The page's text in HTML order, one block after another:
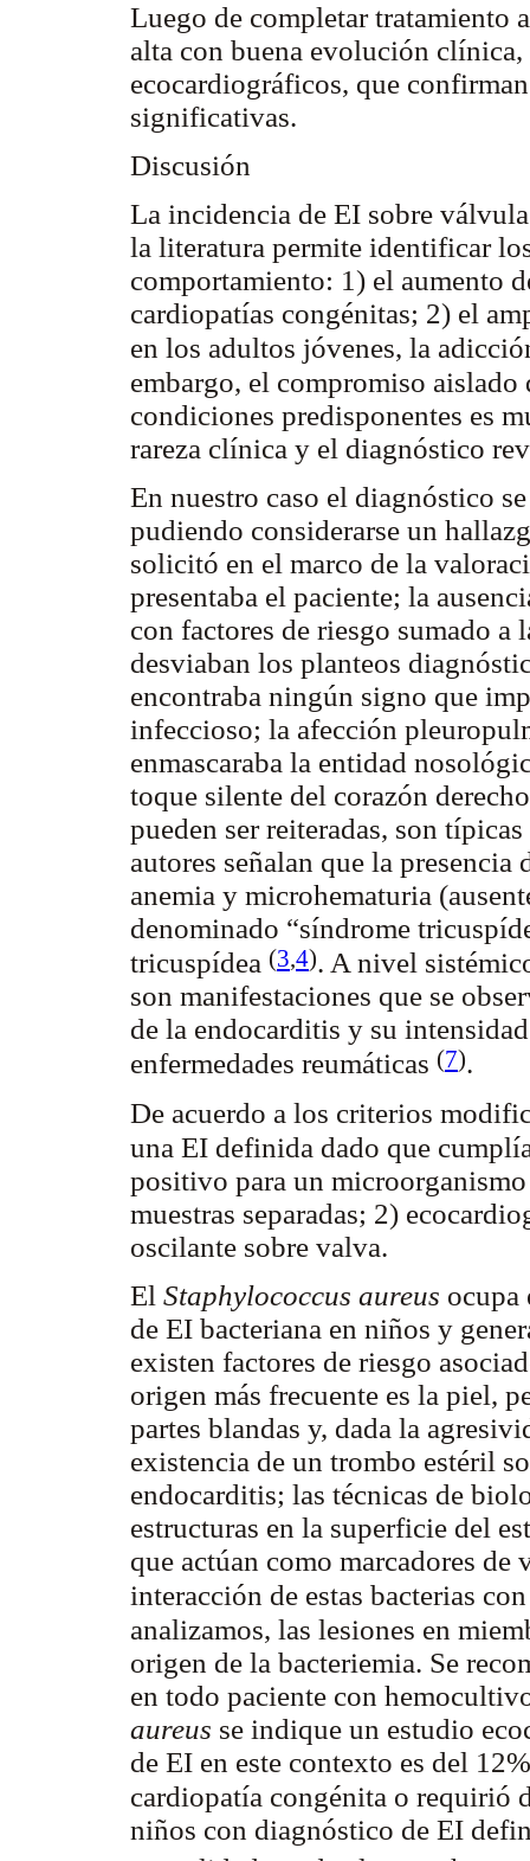
Luego de completar tratamiento
alta con buena evolución
ecocardiográficos, que
significativas.
Discusión
La incidencia de EI sobre
la literatura permite identificar
comportamiento: 1) el aumento
cardiopatías congénitas; 2) el
en los adultos jóvenes, la
embargo, el compromiso
condiciones predisponentes es
rareza clínica y el diagnóstico
En nuestro caso el diagnóstico
pudiendo considerarse un
solicitó en el marco de la
presentaba el paciente; la
con factores de riesgo sumado a
desviaban los planteos
encontraba ningún signo que
infeccioso; la afección
enmascaraba la entidad
toque silente del corazón
pueden ser reiteradas, son
autores señalan que la presencia
anemia y microhematuria
denominado “síndrome
tricuspídea (3,4). A nivel
son manifestaciones que se
de la endocarditis y su
enfermedades reumáticas (7).
De acuerdo a los criterios
una EI definida dado que
positivo para un
muestras separadas; 2)
oscilante sobre valva.
El Staphylococcus aureus ocupa
de EI bacteriana en niños y
existen factores de riesgo
origen más frecuente es la piel,
partes blandas y, dada la
existencia de un trombo estéril
endocarditis; las técnicas de
estructuras en la superficie del
que actúan como marcadores
interacción de estas bacterias
analizamos, las lesiones en
origen de la bacteriemia. Se
en todo paciente con
aureus se indique un estudio
de EI en este contexto es del
cardiopatía congénita o requirió
niños con diagnóstico de EI